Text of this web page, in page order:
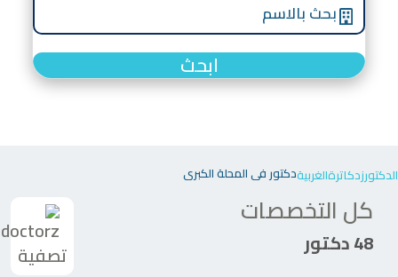
ابحث
الدكتورزدكاترةالغربيةدكتور في المحلة الكبرى
كل التخصصات
48 دكتور تصفية